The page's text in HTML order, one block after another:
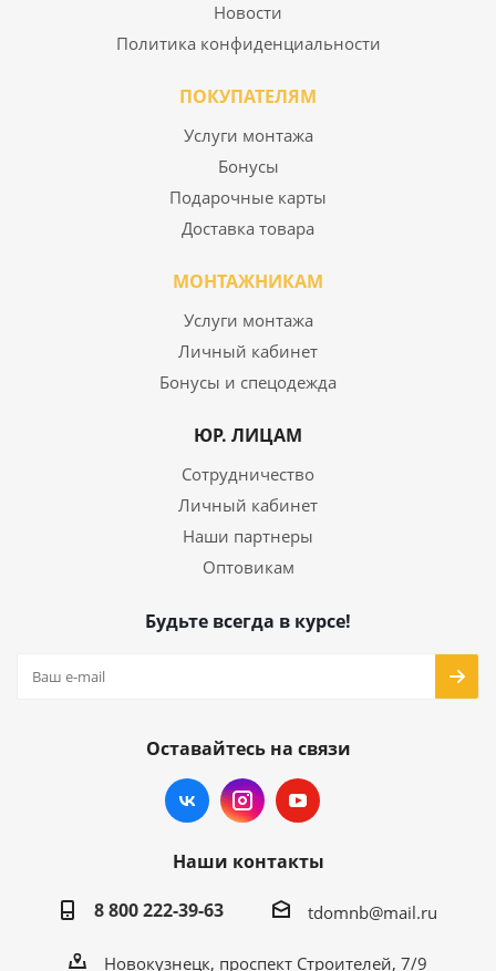
Новости
Политика конфиденциальности
ПОКУПАТЕЛЯМ
Услуги монтажа
Бонусы
Подарочные карты
Доставка товара
МОНТАЖНИКАМ
Услуги монтажа
Личный кабинет
Бонусы и спецодежда
ЮР. ЛИЦАМ
Сотрудничество
Личный кабинет
Наши партнеры
Оптовикам
Будьте всегда в курсе!
Оставайтесь на связи
Наши контакты
8 800 222-39-63
tdomnb@mail.ru
Новокузнецк, проспект Строителей, 7/9